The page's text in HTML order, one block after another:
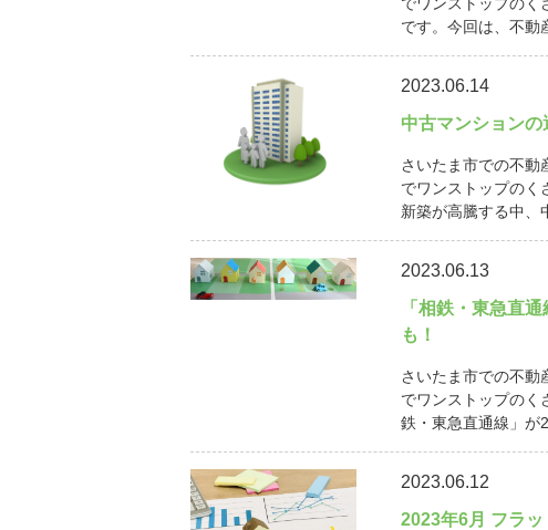
です。今回は、不動
2023.06.14
中古マンション
さいたま市での不動
でワンストップのく
新築が高騰する中、
2023.06.13
「相鉄・東急直
も！
さいたま市での不動
でワンストップのく
鉄・東急直通線」が
2023.06.12
2023年6月 フラ